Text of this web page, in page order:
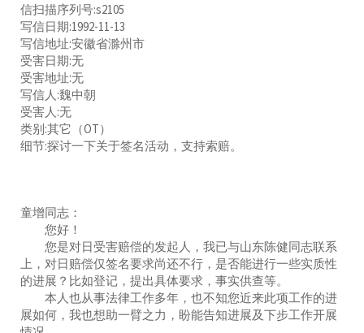
信扫描序列号:s2105
写信日期:1992-11-13
写信地址:安徽省滁州市
受害日期:无
受害地址:无
写信人:魏中朝
受害人:无
类别:其它（OT）
细节:探讨一下关于签名活动，支持索赔。
童增同志：
您好！
您是对日受害赔偿的发起人，我已与山东陈健同志联系
上，对日赔偿仅签名要求尚还不行，是否能进行一些实质性
的进展？比如登记，提出具体要求，事实供查等。
本人也从事法律工作多年，也不知您近来此项工作的进
展如何，我也想助一臂之力，盼能告知进展及下步工作开展